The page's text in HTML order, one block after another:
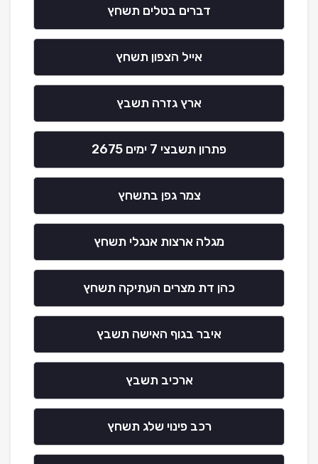
דברים בטלים תשחץ
אייל הצפון תשחץ
ארץ גזרה תשבץ
פתרון תשבצי 7 ימים 2675
צמר גפן בתשחץ
מגלה ארצות אנגלי תשחץ
כהן דת מצרים העתיקה תשחץ
איבר בגוף האישה תשבץ
ארכיב תשבץ
רכב פינוי שלג תשחץ